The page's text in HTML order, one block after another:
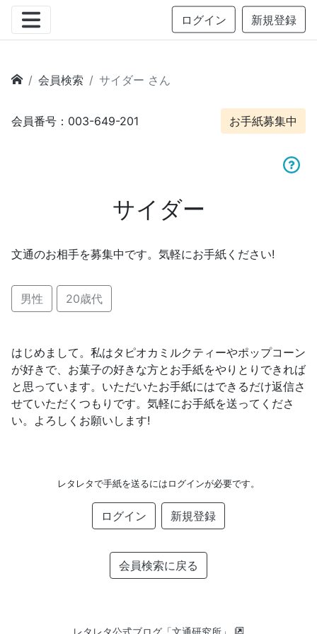
ログイン 新規登録
会員検索 サイダー さん
会員番号：003-649-201 お手紙募集中
サイダー
文通のお相手を募集中です。気軽にお手紙ください!
男性 20歳代
はじめまして。私はタピオカミルクティーやポップコーン
が好きで、お菓子の好きな方とお手紙をやりとりできれば
と思っています。いただいたお手紙にはできるだけ返信さ
せていただくつもりです。気軽にお手紙を送ってくださ
い。よろしくお願いします!
レタレタで手紙を送るにはログインが必要です。
ログイン 新規登録
会員検索に戻る
レタレタ公式ブログ「文通研究所」